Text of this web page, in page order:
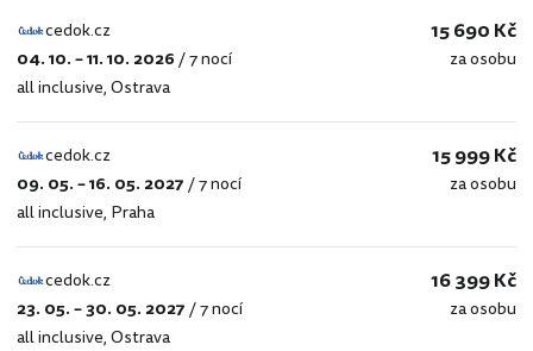
cedok.cz
cedok.cz
04. 10. – 11. 10. 2026/7 nocí
all inclusive,Ostrava
15 690 Kč
za osobu
cedok.cz
cedok.cz
09. 05. – 16. 05. 2027/7 nocí
all inclusive, Praha
15 999 Kč
za osobu
cedok.cz
cedok.cz
23. 05. – 30. 05. 2027/7 nocí
all inclusive,Ostrava
16 399 Kč
za osobu